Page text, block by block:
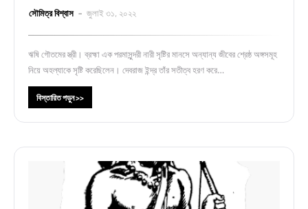
সৌমিত্র বিশ্বাস জুলাই ৩১, ২০২২
ঋষি গৌতমের স্ত্রী। ব্রহ্মা এক পরমাসুন্দরী নারী সৃষ্টির মানসে অন্যান্য জীবের শ্রেষ্ঠ অঙ্গসমূহ
নিয়ে অহল্যাকে সৃষ্টি করেছিলেন। দেবরাজ ইন্দ্র তাঁর সতীত্ব হরণ করে…
বিস্তারিত পড়ুন >>